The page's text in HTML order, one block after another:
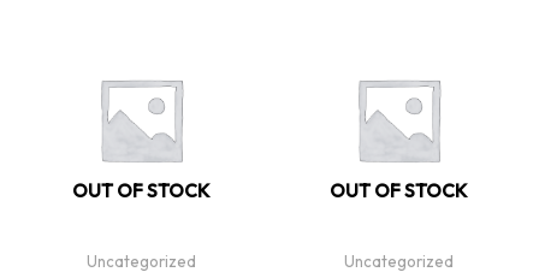
OUT OF STOCK
Uncategorized
OUT OF STOCK
Uncategorized